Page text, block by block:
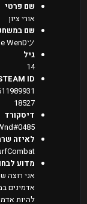
שם פרטי
אורי ציון
שם
WenDツ
גיל
14
ID
18527
דיסקורד
לאיזה
מדוע
אני רוצה
אדמינים
להיות